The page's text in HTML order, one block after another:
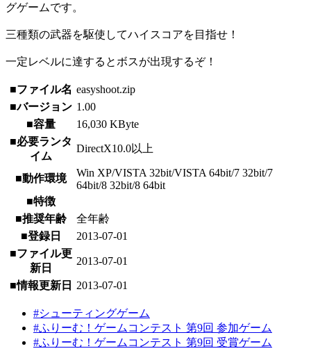
グゲームです。
三種類の武器を駆使してハイスコアを目指せ！
一定レベルに達するとボスが出現するぞ！
■ファイル名 easyshoot.zip
■バージョン 1.00
■容量
16,030 KByte
■必要ランタ
イム
DirectX10.0以上
■動作環境
Win XP/VISTA 32bit/VISTA 64bit/7 32bit/7
64bit/8 32bit/8 64bit
■特徴
■推奨年齢
全年齢
■登録日
2013-07-01
■ファイル更
新日
2013-07-01
■情報更新日 2013-07-01
#シューティングゲーム
#ふりーむ！ゲームコンテスト 第9回 参加ゲーム
#ふりーむ！ゲームコンテスト 第9回 受賞ゲーム